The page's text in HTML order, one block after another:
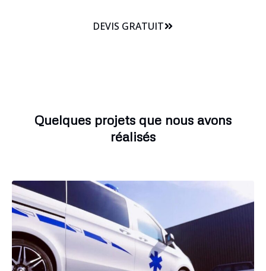
DEVIS GRATUIT
Quelques projets que nous avons
réalisés